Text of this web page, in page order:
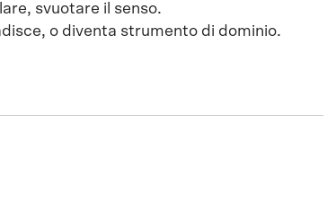
svuotare il senso.
o diventa strumento di dominio.